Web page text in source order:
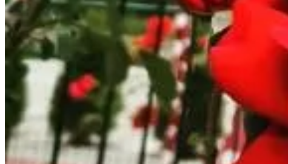
Hotel Tatul
Momchilgrad
9.5